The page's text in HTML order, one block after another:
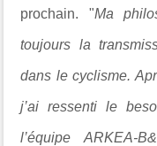
prochain. "Ma
toujours la
dans le cyclisme.
j’ai ressenti le
l’équipe ARKEA-